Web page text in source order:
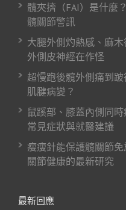
髖夾擠（FAI）是什麼
髖關節警訊
大腿外側灼熱感、麻
外側皮神經在作怪
超慢跑後髖外側痛到
肌腱病變？
鼠蹊部、膝蓋內側同
常見症狀與就醫建議
瘦瘦針能保護髖關節
關節健康的最新研究
最新回應